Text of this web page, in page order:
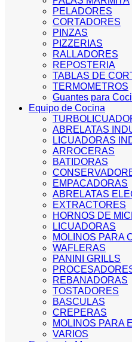
PELADORES
CORTADORES
PINZAS
PIZZERIAS
RALLADORES
REPOSTERIA
TABLAS DE
TERMOMETROS
Guantes para
Equipo de Cocina
ABRELATAS
LICUADORAS
ARROCERAS
BATIDORAS
EMPACADORAS
ABRELATAS
EXTRACTORES
HORNOS DE
LICUADORAS
MOLINOS PARA
WAFLERAS
PANINI GRILLS
REBANADORAS
TOSTADORES
BASCULAS
CREPERAS
MOLINOS PARA
VARIOS